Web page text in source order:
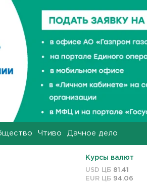
Чтиво Дачное дело
Курсы валют
USD ЦБ 81.41
EUR ЦБ 94.06